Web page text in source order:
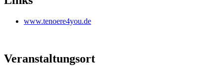
www.tenoere4you.de
Veranstaltungsort